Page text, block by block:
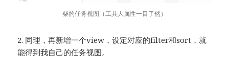
柴的任务视图（工具人属性一目了然）
2. 同理，再新增一个view，设定对应的filter和sort，就
能得到我自己的任务视图。